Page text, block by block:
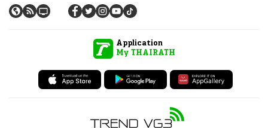
Application
My THAIRATH